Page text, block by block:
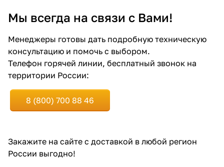
Мы всегда на связи с Вами!
Менеджеры готовы дать подробную техническую
консультацию и помочь с выбором.
Телефон горячей линии, бесплатный звонок на
территории России:
8 (800) 700 88 46
Закажите на сайте с доставкой в любой регион
России выгодно!